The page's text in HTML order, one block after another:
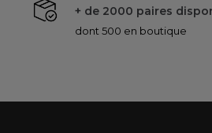
+ de 2000 paires
dont 500 en boutique